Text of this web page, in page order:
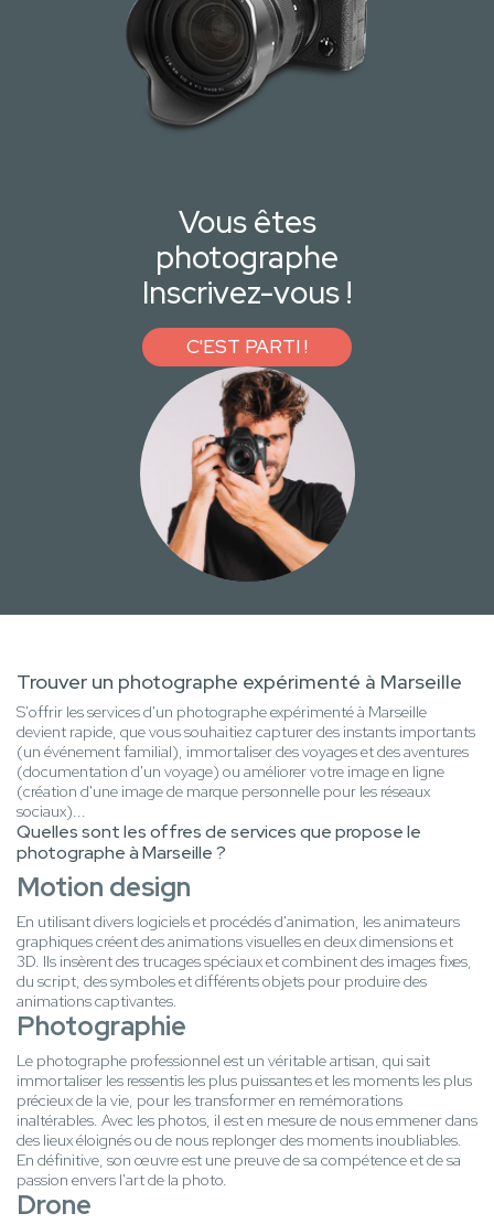
Vous êtes
photographe
Inscrivez-vous !
C'EST PARTI !
Trouver un photographe expérimenté à Marseille
S'offrir les services d'un photographe expérimenté à Marseille
devient rapide, que vous souhaitiez capturer des instants importants
(un événement familial), immortaliser des voyages et des aventures
(documentation d'un voyage) ou améliorer votre image en ligne
(création d'une image de marque personnelle pour les réseaux
sociaux)...
Quelles sont les offres de services que propose le
photographe à Marseille ?
Motion design
En utilisant divers logiciels et procédés d'animation, les animateurs
graphiques créent des animations visuelles en deux dimensions et
3D. Ils insèrent des trucages spéciaux et combinent des images fixes,
du script, des symboles et différents objets pour produire des
animations captivantes.
Photographie
Le photographe professionnel est un véritable artisan, qui sait
immortaliser les ressentis les plus puissantes et les moments les plus
précieux de la vie, pour les transformer en remémorations
inaltérables. Avec les photos, il est en mesure de nous emmener dans
des lieux éloignés ou de nous replonger des moments inoubliables.
En définitive, son œuvre est une preuve de sa compétence et de sa
passion envers l'art de la photo.
Drone